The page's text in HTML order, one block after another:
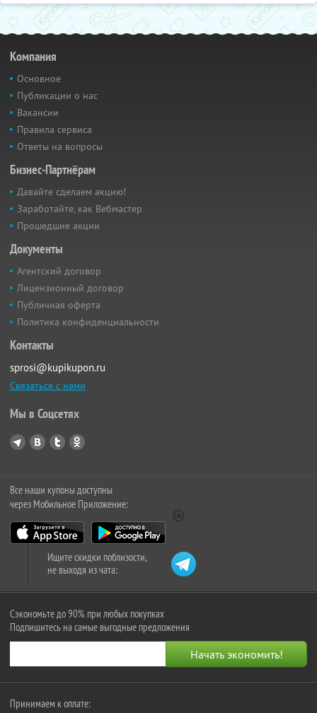
Компания
Основное
Публикации о нас
Вакансии
Правила сервиса
Ответы на вопросы
Бизнес-Партнёрам
Давайте сделаем акцию!
Заработайте, как Вебмастер
Прошедшие акции
Документы
Агентский договор
Лицензионный договор
Публичная оферта
Политика конфиденциальности
Контакты
sprosi@kupikupon.ru
Связаться с нами
Мы в Соцсетях
Все наши купоны доступны
через Мобильное Приложение:
Ищите скидки поблизости,
не выходя из чата:
Сэкономьте до 90% при любых покупках
Подпишитесь на самые выгодные предложения
Принимаем к оплате: